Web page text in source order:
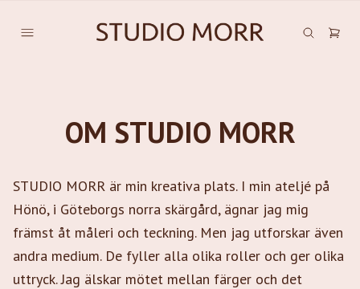
OM STUDIO MORR
STUDIO MORR är min kreativa plats. I min ateljé på
Hönö, i Göteborgs norra skärgård, ägnar jag mig
främst åt måleri och teckning. Men jag utforskar även
andra medium. De fyller alla olika roller och ger olika
uttryck. Jag älskar mötet mellan färger och det